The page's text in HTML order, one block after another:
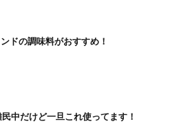
ドの調味料がおすすめ！
中だけど一旦これ使ってます！